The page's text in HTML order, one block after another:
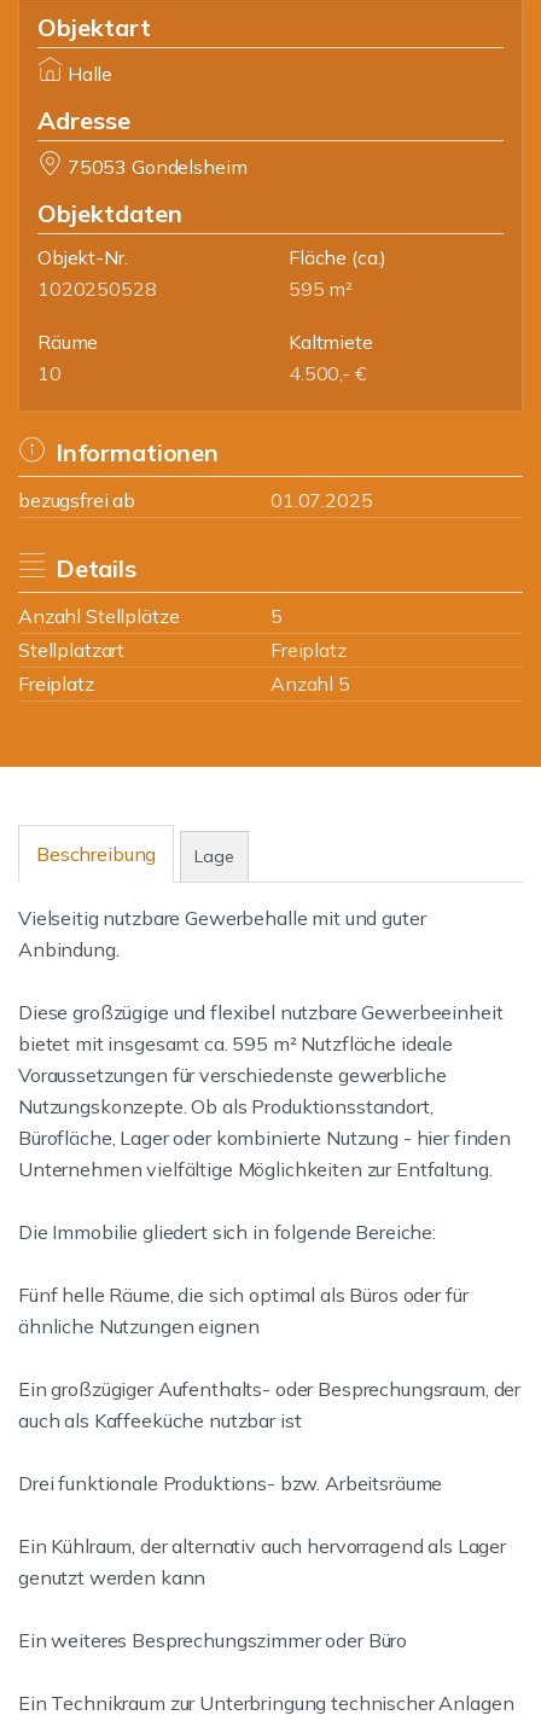
Objektart
Halle
Adresse
75053 Gondelsheim
Objektdaten
Objekt-Nr.
1020250528
Fläche (ca.)
595 m²
Räume
10
Kaltmiete
4.500,- €
Informationen
bezugsfrei ab 01.07.2025
Details
Anzahl Stellplätze
5
Stellplatzart
Freiplatz
Freiplatz
Anzahl 5
Beschreibung Lage
Vielseitig nutzbare Gewerbehalle mit und guter
Anbindung.
Diese großzügige und flexibel nutzbare Gewerbeeinheit
bietet mit insgesamt ca. 595 m² Nutzfläche ideale
Voraussetzungen für verschiedenste gewerbliche
Nutzungskonzepte. Ob als Produktionsstandort,
Bürofläche, Lager oder kombinierte Nutzung - hier finden
Unternehmen vielfältige Möglichkeiten zur Entfaltung.
Die Immobilie gliedert sich in folgende Bereiche:
Fünf helle Räume, die sich optimal als Büros oder für
ähnliche Nutzungen eignen
Ein großzügiger Aufenthalts- oder Besprechungsraum, der
auch als Kaffeeküche nutzbar ist
Drei funktionale Produktions- bzw. Arbeitsräume
Ein Kühlraum, der alternativ auch hervorragend als Lager
genutzt werden kann
Ein weiteres Besprechungszimmer oder Büro
Ein Technikraum zur Unterbringung technischer Anlagen